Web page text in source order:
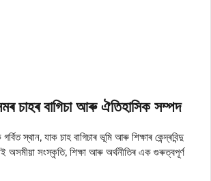
চাহৰ বাগিচা আৰু ঐতিহাসিক সম্পদ
স্থান, যাক চাহ বাগিচাৰ ভূমি আৰু শিক্ষাৰ কেন্দ্ৰবিন্দু
অসমীয়া সংস্কৃতি, শিক্ষা আৰু অৰ্থনীতিৰ এক গুৰুত্বপূর্ণ